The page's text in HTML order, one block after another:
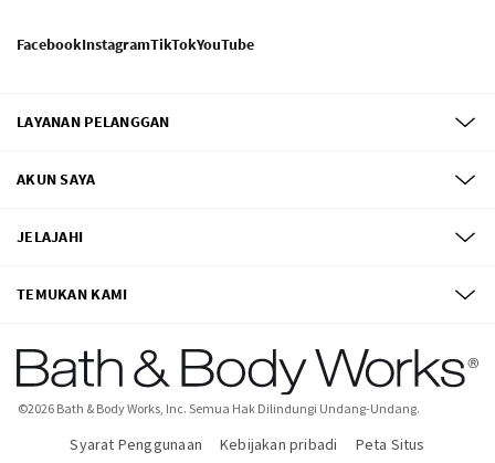
FacebookInstagramTikTokYouTube
LAYANAN PELANGGAN
AKUN SAYA
JELAJAHI
TEMUKAN KAMI
©2026 Bath & Body Works, Inc. Semua Hak Dilindungi Undang-Undang.
Syarat Penggunaan Kebijakan pribadi Peta Situs